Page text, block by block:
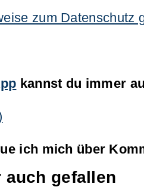
zum Datenschutz
kannst du immer
ich mich über
auch gefallen